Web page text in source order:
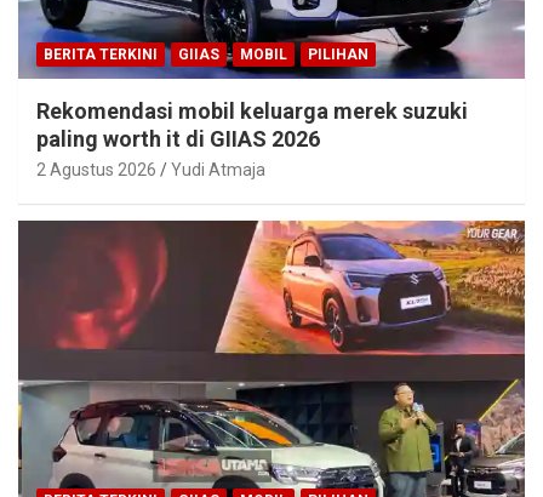
BERITA TERKINI GIIAS MOBIL PILIHAN
Rekomendasi mobil keluarga merek suzuki
paling worth it di GIIAS 2026
2 Agustus 2026 Yudi Atmaja